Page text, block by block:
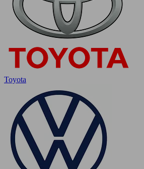
Toyota